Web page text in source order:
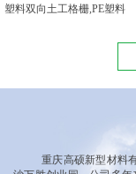
塑料双向土工格栅,PE塑料
重庆高硕新型材料